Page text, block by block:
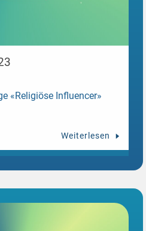
«Religiöse Influencer»
Weiterlesen